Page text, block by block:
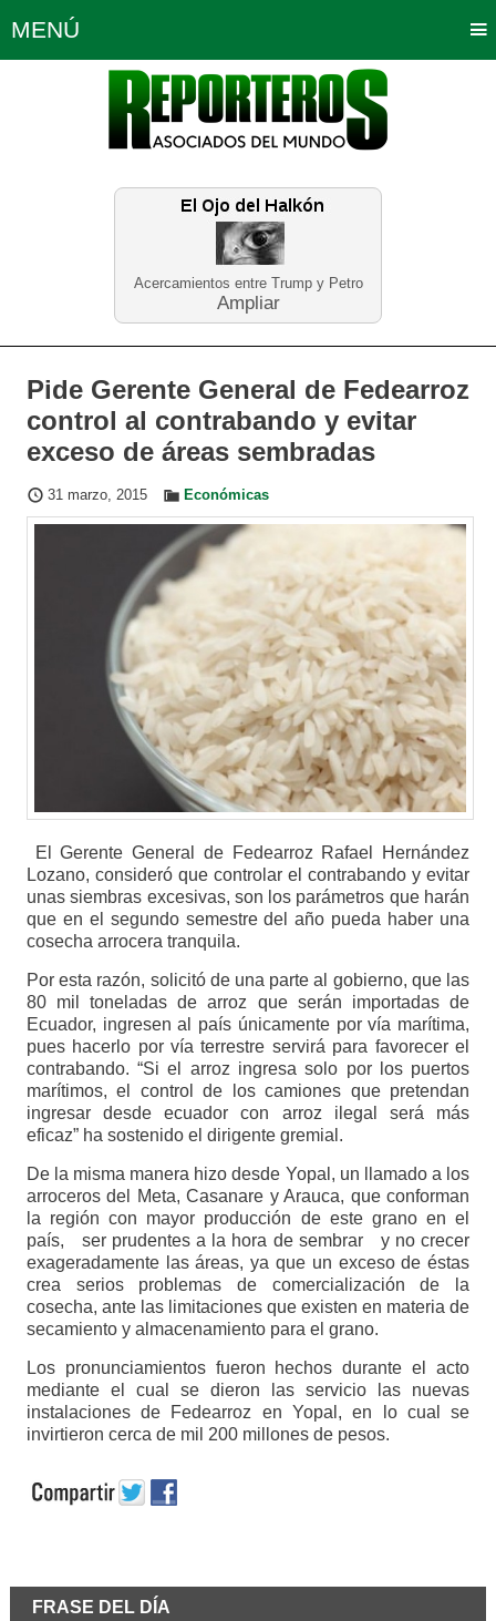
Acercamientos entre Trump y Petro
Ampliar
MENÚ
Política Opinión Bogotá
Planeta Tierra Deportes
Educación Neira
Pide Gerente General de Fedearroz
control al contrabando y evitar
exceso de áreas sembradas
31 marzo, 2015 Económicas
El Gerente General de Fedearroz Rafael Hernández
Lozano, consideró que controlar el contrabando y evitar
unas siembras excesivas, son los parámetros que harán
que en el segundo semestre del año pueda haber una
cosecha arrocera tranquila.
Por esta razón, solicitó de una parte al gobierno, que las
80 mil toneladas de arroz que serán importadas de
Ecuador, ingresen al país únicamente por vía marítima,
pues hacerlo por vía terrestre servirá para favorecer el
contrabando. “Si el arroz ingresa solo por los puertos
marítimos, el control de los camiones que pretendan
ingresar desde ecuador con arroz ilegal será más
eficaz” ha sostenido el dirigente gremial.
De la misma manera hizo desde Yopal, un llamado a los
arroceros del Meta, Casanare y Arauca, que conforman
la región con mayor producción de este grano en el
país, ser prudentes a la hora de sembrar y no crecer
exageradamente las áreas, ya que un exceso de éstas
crea serios problemas de comercialización de la
cosecha, ante las limitaciones que existen en materia de
secamiento y almacenamiento para el grano.
Los pronunciamientos fueron hechos durante el acto
mediante el cual se dieron las servicio las nuevas
instalaciones de Fedearroz en Yopal, en lo cual se
invirtieron cerca de mil 200 millones de pesos.
FRASE DEL DÍA